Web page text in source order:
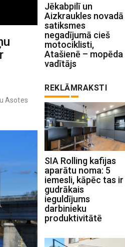
Asotes
Jēkabpilī un
Aizkraukles novadā
satiksmes
negadījumā cieš
motociklisti,
Atašienē – mopēda
vadītājs
REKLĀMRAKSTI
SIA Rolling kafijas
aparātu noma: 5
iemesli, kāpēc tas ir
gudrākais
ieguldījums
darbinieku
produktivitātē
raksta: Kad nopļaus zāli
Celtnieku ielā un atbrīvos
no latvāņiem Sēlpilī?